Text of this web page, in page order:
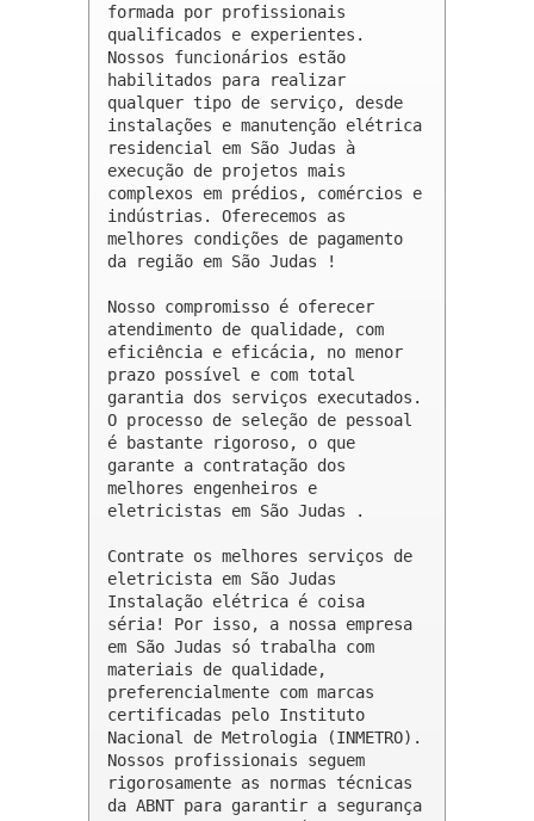
formada por profissionais
qualificados e experientes.
Nossos funcionários estão
habilitados para realizar
qualquer tipo de serviço, desde
instalações e manutenção elétrica
residencial em São Judas à
execução de projetos mais
complexos em prédios, comércios e
indústrias. Oferecemos as
melhores condições de pagamento
da região em São Judas !
Nosso compromisso é oferecer
atendimento de qualidade, com
eficiência e eficácia, no menor
prazo possível e com total
garantia dos serviços executados.
O processo de seleção de pessoal
é bastante rigoroso, o que
garante a contratação dos
melhores engenheiros e
eletricistas em São Judas .
Contrate os melhores serviços de
eletricista em São Judas
Instalação elétrica é coisa
séria! Por isso, a nossa empresa
em São Judas só trabalha com
materiais de qualidade,
preferencialmente com marcas
certificadas pelo Instituto
Nacional de Metrologia (INMETRO).
Nossos profissionais seguem
rigorosamente as normas técnicas
da ABNT para garantir a segurança